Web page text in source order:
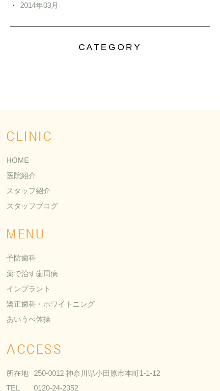
2014年03月
CATEGORY
CLINIC
HOME
医院紹介
スタッフ紹介
スタッフブログ
MENU
予防歯科
薬で治す歯周病
インプラント
矯正歯科・ホワイトニング
あいうべ体操
ACCESS
所在地
250-0012 神奈川県小田原市本町1-1-12
TEL
0120-24-2352